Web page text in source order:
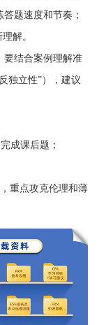
题速度和节奏；
解。
要结合案例理解准
独立性”），建议
成课后题；
重点攻克伦理和薄